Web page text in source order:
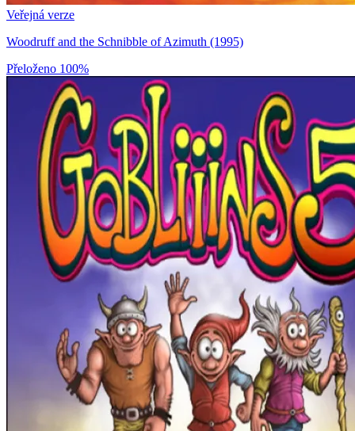
Veřejná verze
Woodruff and the Schnibble of Azimuth (1995)
Přeloženo 100%